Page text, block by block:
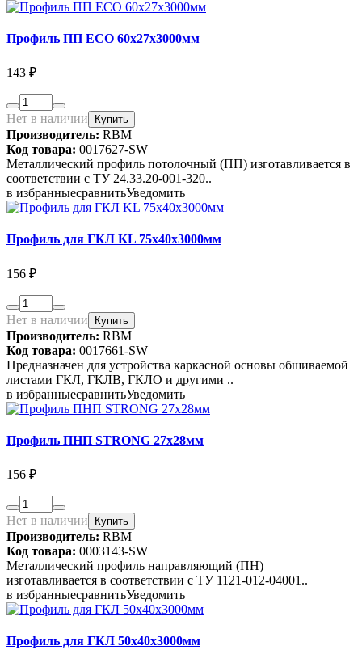
Профиль ПП ECO 60х27х3000мм
143 ₽
Нет в наличии Купить
Производитель: RBM
Код товара: 0017627-SW
Металлический профиль потолочный (ПП) изготавливается в
соответствии с ТУ 24.33.20-001-320..
в избранныесравнитьУведомить
Профиль для ГКЛ KL 75х40х3000мм
156 ₽
Нет в наличии Купить
Производитель: RBM
Код товара: 0017661-SW
Предназначен для устройства каркасной основы обшиваемой
листами ГКЛ, ГКЛВ, ГКЛО и другими ..
в избранныесравнитьУведомить
Профиль ПНП STRONG 27х28мм
156 ₽
Нет в наличии Купить
Производитель: RBM
Код товара: 0003143-SW
Металлический профиль направляющий (ПН)
изготавливается в соответствии с ТУ 1121-012-04001..
в избранныесравнитьУведомить
Профиль для ГКЛ 50х40х3000мм